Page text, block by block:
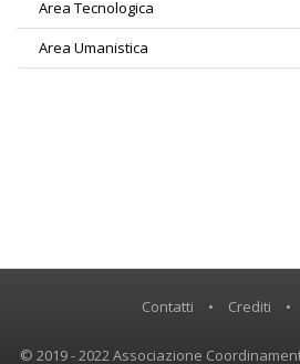
Area Tecnologica
Area Umanistica
Contatti • Crediti •
© 2019 - 2022 Associazione